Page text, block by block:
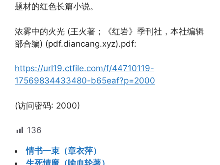
题材的红色长篇小说。
浓雾中的火光 (王火著；《红岩》季刊社，本社编辑
部合编) (pdf.diancang.xyz).pdf:
https://url19.ctfile.com/f/44710119-
17569834433480-b65eaf?p=2000
(访问密码: 2000)
136
情书一束（章衣萍）